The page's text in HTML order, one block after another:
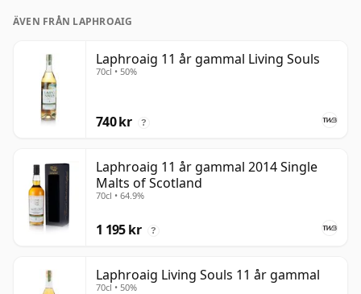
ÄVEN FRÅN LAPHROAIG
Laphroaig 11 år gammal Living Souls
70cl • 50%
740 kr ?
Laphroaig 11 år gammal 2014 Single
Malts of Scotland
70cl • 64.9%
1 195 kr ?
Laphroaig Living Souls 11 år gammal
70cl • 50%